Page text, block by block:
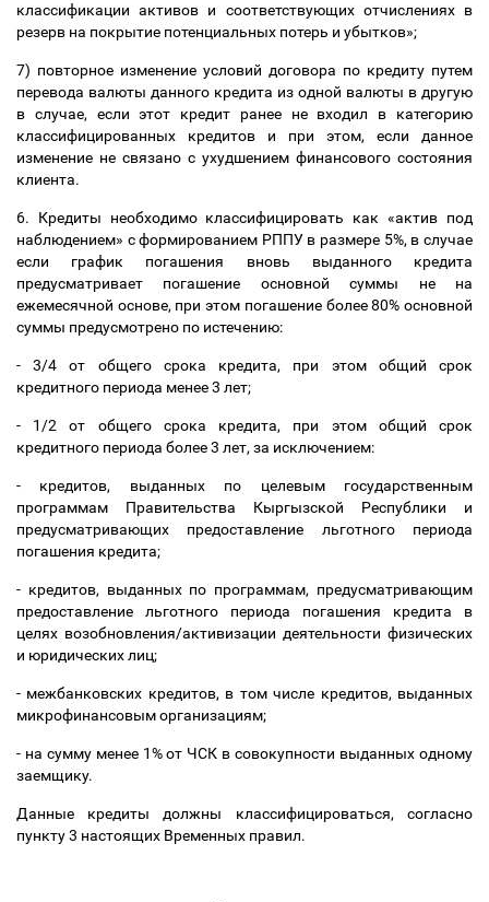
классификации активов и соответствующих отчислениях в
резерв на покрытие потенциальных потерь и убытков»;
7) повторное изменение условий договора по кредиту путем
перевода валюты данного кредита из одной валюты в другую
в случае, если этот кредит ранее не входил в категорию
классифицированных кредитов и при этом, если данное
изменение не связано с ухудшением финансового состояния
клиента.
6. Кредиты необходимо классифицировать как «актив под
наблюдением» с формированием РППУ в размере 5%, в случае
если график погашения вновь выданного кредита
предусматривает погашение основной суммы не на
ежемесячной основе, при этом погашение более 80% основной
суммы предусмотрено по истечению:
- 3/4 от общего срока кредита, при этом общий срок
кредитного периода менее 3 лет;
- 1/2 от общего срока кредита, при этом общий срок
кредитного периода более 3 лет, за исключением:
- кредитов, выданных по целевым государственным
программам Правительства Кыргызской Республики и
предусматривающих предоставление льготного периода
погашения кредита;
- кредитов, выданных по программам, предусматривающим
предоставление льготного периода погашения кредита в
целях возобновления/активизации деятельности физических
и юридических лиц;
- межбанковских кредитов, в том числе кредитов, выданных
микрофинансовым организациям;
- на сумму менее 1% от ЧСК в совокупности выданных одному
заемщику.
Данные кредиты должны классифицироваться, согласно
пункту 3 настоящих Временных правил.